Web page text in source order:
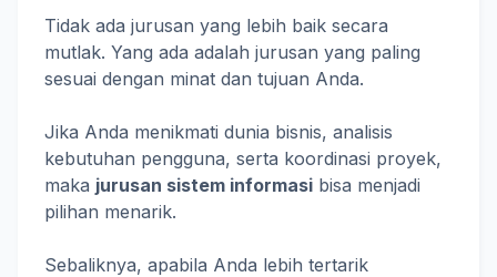
Tidak ada jurusan yang lebih baik secara
mutlak. Yang ada adalah jurusan yang paling
sesuai dengan minat dan tujuan Anda.
Jika Anda menikmati dunia bisnis, analisis
kebutuhan pengguna, serta koordinasi proyek,
maka jurusan sistem informasi bisa menjadi
pilihan menarik.
Sebaliknya, apabila Anda lebih tertarik